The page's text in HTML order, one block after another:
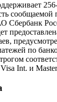
сообщаемой
Сбербанк
по
Int. и